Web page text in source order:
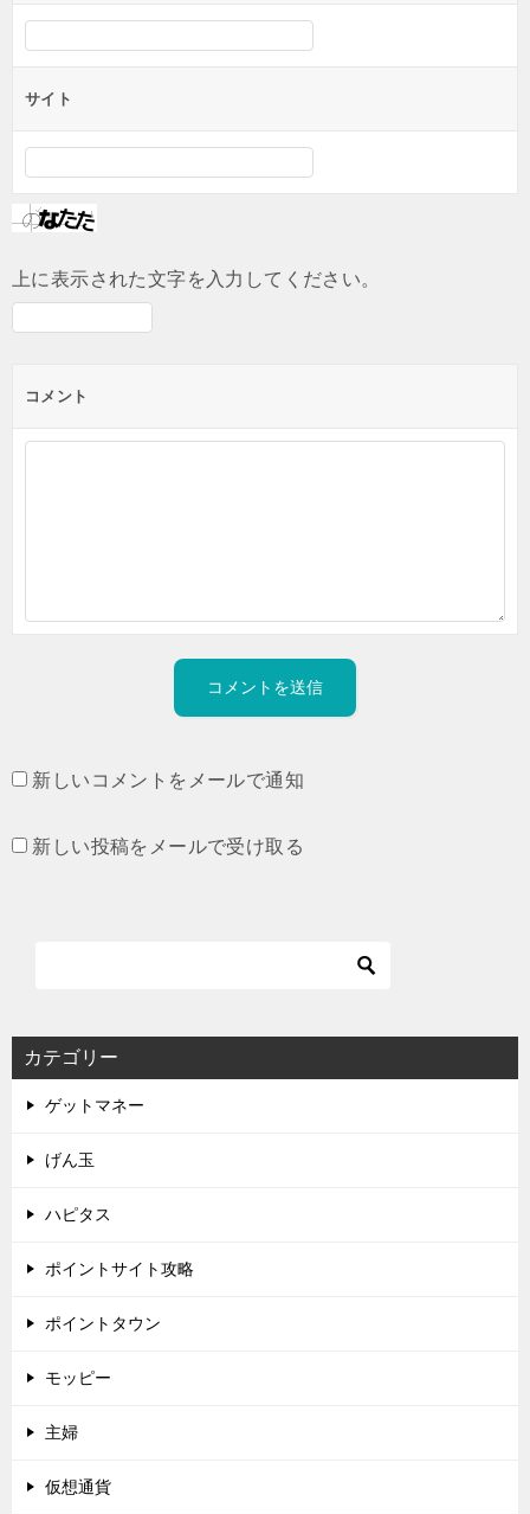
サイト
上に表示された文字を入力してください。
コメント
新しいコメントをメールで通知
新しい投稿をメールで受け取る
カテゴリー
ゲットマネー
げん玉
ハピタス
ポイントサイト攻略
ポイントタウン
モッピー
主婦
仮想通貨